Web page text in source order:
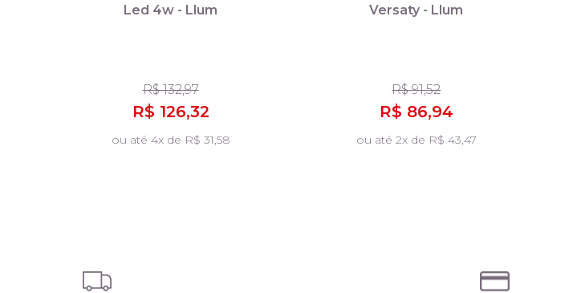
Led 4w - Llum
R$ 132,97
R$ 126,32
ou até 4x de R$ 31,58
Versaty - Llum
R$ 91,52
R$ 86,94
ou até 2x de R$ 43,47